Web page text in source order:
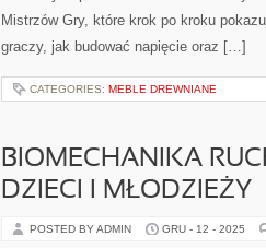
Mistrzów Gry, które krok po kroku
graczy, jak budować napięcie oraz […]
CATEGORIES: MEBLE DREWNIANE
BIOMECHANIKA
DZIECI I MŁODZIEŻY
POSTED BY ADMIN GRU - 12 - 2025